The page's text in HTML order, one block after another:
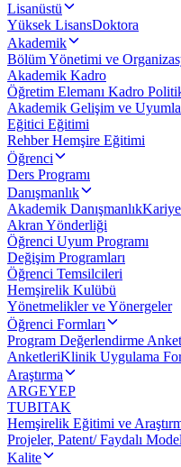
Lisanüstü
Yüksek LisansDoktora
Akademik
Bölüm Yönetimi ve
Akademik Kadro
Öğretim Elemanı Kadro
Akademik Gelişim ve
Eğitici Eğitimi
Rehber Hemşire Eğitimi
Öğrenci
Ders Programı
Danışmanlık
Akademik Danışmanlık
Akran Yönderliği
Öğrenci Uyum Programı
Değişim Programları
Öğrenci Temsilcileri
Hemşirelik Kulübü
Yönetmelikler ve Yönergeler
Öğrenci Formları
Program Değerlendirme
AnketleriKlinik Uygulama
Araştırma
ARGEYEP
TUBITAK
Hemşirelik Eğitimi ve
Projeler, Patent/ Faydalı Model
Kalite